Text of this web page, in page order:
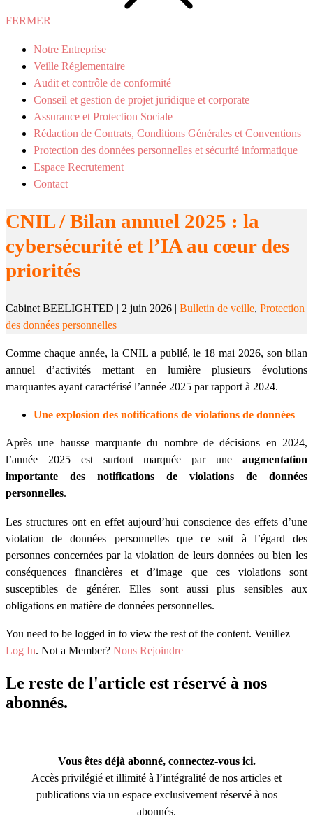
FERMER
Notre Entreprise
Veille Réglementaire
Audit et contrôle de conformité
Conseil et gestion de projet juridique et corporate
Assurance et Protection Sociale
Rédaction de Contrats, Conditions Générales et Conventions
Protection des données personnelles et sécurité informatique
Espace Recrutement
Contact
CNIL / Bilan annuel 2025 : la
cybersécurité et l’IA au cœur des
priorités
Cabinet BEELIGHTED | 2 juin 2026 | Bulletin de veille, Protection
des données personnelles
Comme chaque année, la CNIL a publié, le 18 mai 2026, son bilan
annuel d’activités mettant en lumière plusieurs évolutions
marquantes ayant caractérisé l’année 2025 par rapport à 2024.
Une explosion des notifications de violations de données
Après une hausse marquante du nombre de décisions en 2024,
l’année 2025 est surtout marquée par une augmentation
importante des notifications de violations de données
personnelles.
Les structures ont en effet aujourd’hui conscience des effets d’une
violation de données personnelles que ce soit à l’égard des
personnes concernées par la violation de leurs données ou bien les
conséquences financières et d’image que ces violations sont
susceptibles de générer. Elles sont aussi plus sensibles aux
obligations en matière de données personnelles.
You need to be logged in to view the rest of the content. Veuillez
Log In. Not a Member? Nous Rejoindre
Le reste de l'article est réservé à nos
abonnés.
Vous êtes déjà abonné, connectez-vous ici.
Accès privilégié et illimité à l’intégralité de nos articles et
publications via un espace exclusivement réservé à nos
abonnés.